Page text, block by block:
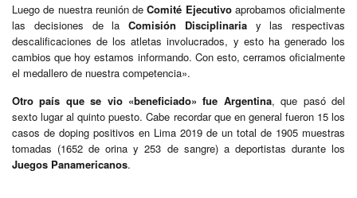
Luego de nuestra reunión deComité Ejecutivoaprobamos oficialmente
las decisiones de la Comisión Disciplinariay las respectivas
descalificaciones de los atletas involucrados, y esto ha generado los
cambios que hoy estamos informando. Con esto, cerramos oficialmente
el medallero de nuestra competencia».
Otro país que se vio «beneficiado» fue Argentina, que pasó del
sexto lugar al quinto puesto. Cabe recordar que en general fueron 15 los
casos de doping positivos en Lima 2019 de un total de 1905 muestras
tomadas (1652 de orina y 253 de sangre) a deportistas durante los
Juegos Panamericanos.